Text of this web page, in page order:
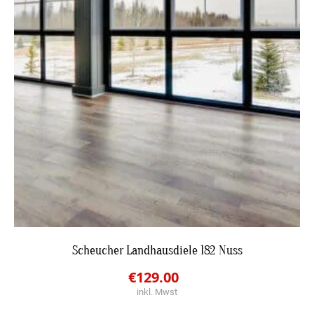
DETAILS
JETZT BESTPREIS ANFRAGEN
Scheucher Landhausdiele 182 Nuss
Original
price
€129.00
Current
price
inkl. Mwst